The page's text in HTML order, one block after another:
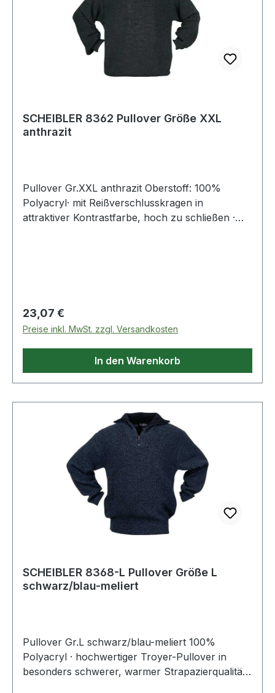
SCHEIBLER 8362 Pullover Größe XXL
anthrazit
Pullover Gr.XXL anthrazit Oberstoff: 100%
Polyacryl· mit Reißverschlusskragen in
attraktiver Kontrastfarbe, hoch zu schließen ·
Regulärer Preis:
23,07 €
Preise inkl. MwSt. zzgl. Versandkosten
In den Warenkorb
SCHEIBLER 8368-L Pullover Größe L
schwarz/blau-meliert
Pullover Gr.L schwarz/blau-meliert 100%
Polyacryl · hochwertiger Troyer-Pullover in
besonders schwerer, warmer Strapazierqualität ·